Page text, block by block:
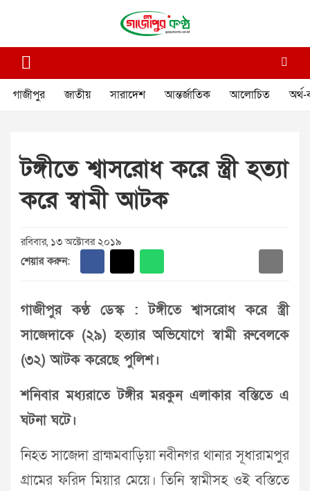
গাজীপুর কণ্ঠ
গাজীপুর জাতীয় সারাদেশ আন্তর্জাতিক আলোচিত অর্থ-
টঙ্গীতে শ্বাসরোধ করে স্ত্রী হত্যা
করে স্বামী আটক
রবিবার, ১৩ অক্টোবর ২০১৯
শেয়ার করুন:
গাজীপুর কণ্ঠ ডেস্ক : টঙ্গীতে শ্বাসরোধ করে স্ত্রী
সাজেদাকে (২৯) হত্যার অভিযোগে স্বামী রুবেলকে
(৩২) আটক করেছে পুলিশ।
শনিবার মধ্যরাতে টঙ্গীর মরকুন এলাকার বস্তিতে এ
ঘটনা ঘটে।
নিহত সাজেদা ব্রাহ্মমবাড়িয়া নবীনগর থানার সূধারামপুর
গ্রামের ফরিদ মিয়ার মেয়ে। তিনি স্বামীসহ ওই বস্তিতে